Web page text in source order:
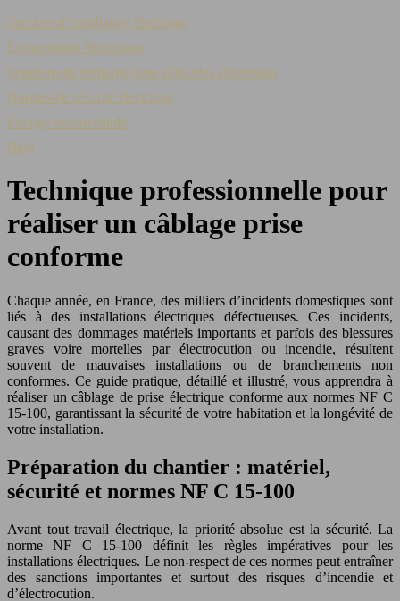
Services d’installation électrique
Équipements électriques
Solutions de recharge pour véhicules électriques
Normes de sécurité électrique
Énergie renouvelable
Blog
Technique professionnelle pour
réaliser un câblage prise
conforme
Chaque année, en France, des milliers d’incidents domestiques sont
liés à des installations électriques défectueuses. Ces incidents,
causant des dommages matériels importants et parfois des blessures
graves voire mortelles par électrocution ou incendie, résultent
souvent de mauvaises installations ou de branchements non
conformes. Ce guide pratique, détaillé et illustré, vous apprendra à
réaliser un câblage de prise électrique conforme aux normes NF C
15-100, garantissant la sécurité de votre habitation et la longévité de
votre installation.
Préparation du chantier : matériel,
sécurité et normes NF C 15-100
Avant tout travail électrique, la priorité absolue est la sécurité. La
norme NF C 15-100 définit les règles impératives pour les
installations électriques. Le non-respect de ces normes peut entraîner
des sanctions importantes et surtout des risques d’incendie et
d’électrocution.